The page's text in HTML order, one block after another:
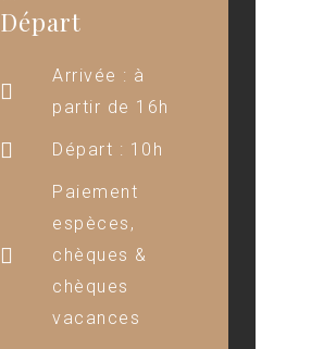
Départ
Arrivée : à
partir de 16h
Départ : 10h
Paiement
espèces,
chèques &
chèques
vacances